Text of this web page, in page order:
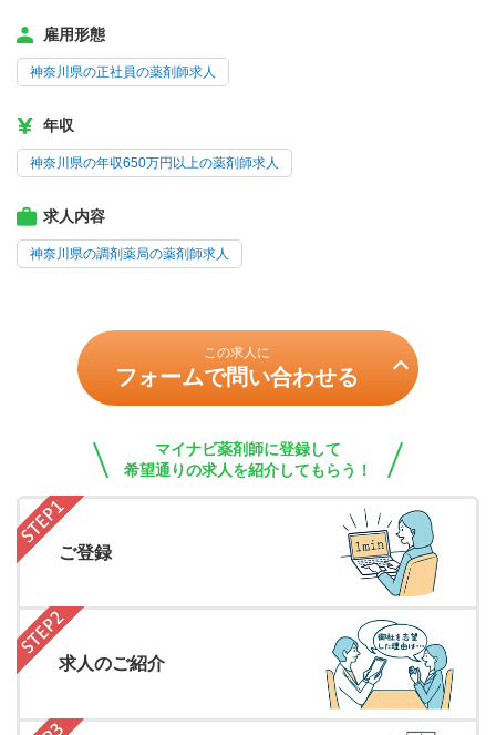
雇用形態
神奈川県の正社員の薬剤師求人
年収
神奈川県の年収650万円以上の薬剤師求人
求人内容
神奈川県の調剤薬局の薬剤師求人
この求人に
フォームで問い合わせる
マイナビ薬剤師に登録して
希望通りの求人を紹介してもらう！
ご登録
求人のご紹介